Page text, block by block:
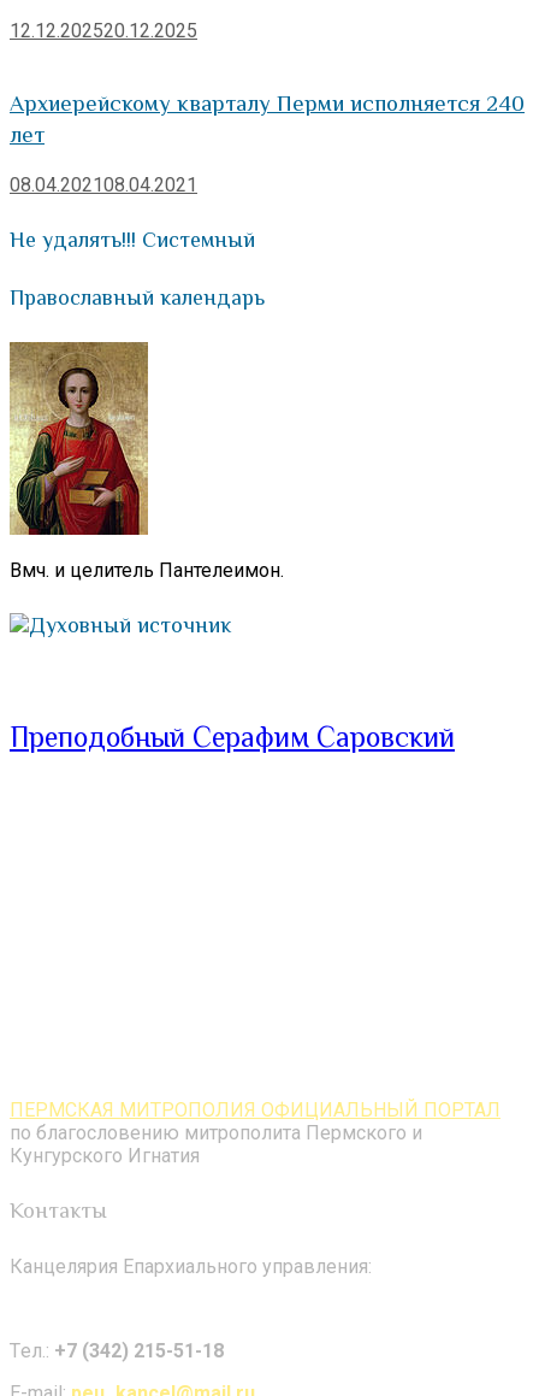
12.12.202520.12.2025
Архиерейскому кварталу Перми исполняется 240
лет
08.04.202108.04.2021
Не удалять!!! Системный
Православный календарь
Вмч. и целитель Пантелеимон.
Духовный источник
Преподобный Серафим Саровский
ПЕРМСКАЯ МИТРОПОЛИЯ ОФИЦИАЛЬНЫЙ ПОРТАЛ
по благословению митрополита Пермского и
Кунгурского Игнатия
Контакты
Канцелярия Епархиального управления:
Tел.: +7 (342) 215-51-18